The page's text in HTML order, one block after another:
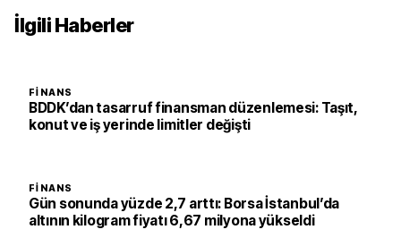
İlgili Haberler
FINANS
BDDK’dan tasarruf finansman düzenlemesi: Taşıt,
konut ve iş yerinde limitler değişti
FINANS
Gün sonunda yüzde 2,7 arttı: Borsa İstanbul’da
altının kilogram fiyatı 6,67 milyona yükseldi